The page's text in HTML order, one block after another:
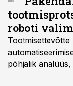
roboti
Tootmisettevõtte
põhjalik